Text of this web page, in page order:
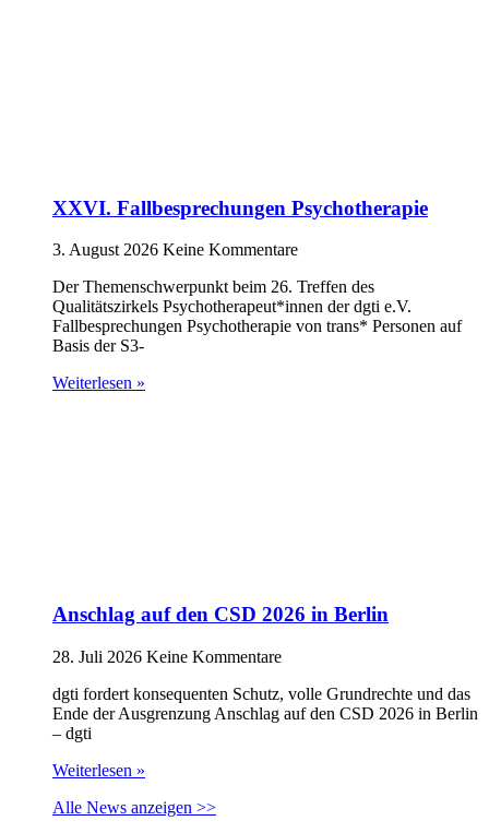
XXVI. Fallbesprechungen Psychotherapie
3. August 2026 Keine Kommentare
Der Themenschwerpunkt beim 26. Treffen des
Qualitätszirkels Psychotherapeut*innen der dgti e.V.
Fallbesprechungen Psychotherapie von trans* Personen auf
Basis der S3-
Weiterlesen »
Anschlag auf den CSD 2026 in Berlin
28. Juli 2026 Keine Kommentare
dgti fordert konsequenten Schutz, volle Grundrechte und das
Ende der Ausgrenzung Anschlag auf den CSD 2026 in Berlin
– dgti
Weiterlesen »
Alle News anzeigen >>